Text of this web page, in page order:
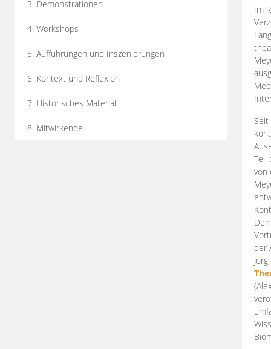
3. Demonstrationen
4. Workshops
5. Aufführungen und Inszenierungen
6. Kontext und Reflexion
7. Historisches Material
8. Mitwirkende
Im
Teil
von
der